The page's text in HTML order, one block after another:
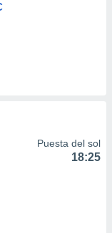
Puesta del sol
18:25